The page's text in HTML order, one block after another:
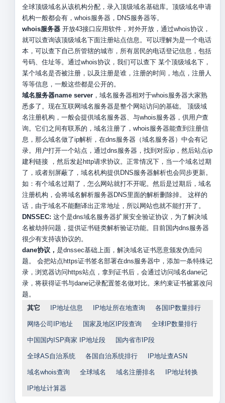
全球顶级域名从该机构分配，录入顶级域名基础库。顶级域名申请
机构一般都会有，whois服务器，DNS服务器等。
whois服务器开放43接口应用软件，对外开放，通过whois协议，
就可以查询该顶级域名下面注册站点信息。可以理解为是一个电话
本，可以查下自己所管辖的城市，所有居民的电话登记信息，包括
号码、住址等。通过whois协议，我们可以查下 某个顶级域名下，
某个域名是否被注册，以及注册是谁，注册的时间，地点，注册人
等等信息，一般这些都是公开的。
域名服务器name server，域名服务器相对于whois服务器大家熟
悉多了。现在互联网域名服务器是整个网站访问的基础。 顶级域
名注册机构，一般会提供域名服务器、与whois服务器，供用户查
询。它们之间有联系的，域名注册了，whois服务器能查到注册信
息，那么域名做了ip解析，在dns服务器（域名服务器）中会有记
录。用户打开一个站点，通过dns服务器，找到对应ip，然后站点ip
建利链接 ，然后发起http请求协议。正常情况下，当一个域名过期
了，或者别屏蔽了，域名机构提供DNS服务器解析也会同步更新。
如：有个域名过期了，怎么网站就打不开呢。然后是过期后，域名
注册机构，会将域名解析服务器DNS里面的解析删除掉。 这样的
话，由于域名不能翻译出正常地址，所以网站也就不能打开了。
DNSSEC: 这个是dns域名服务器扩展安全验证协议，为了解决域
名被劫持问题，提供证书链类解析验证功能。目前国内dns服务器
很少有支持该协议的。
dane协议， 是dnssec基础上面，解决域名证书恶意颁发伪造问
题。 会把站点https证书签名部署在dns服务器中，添加一条特殊记
录，浏览器访问https站点，拿到证书后，会通过访问域名dane记
录，将获得证书与dane记录配置签名做对比。来约束证书被篡改问
题。
其它
IP地址信息 IP地址所在地查询 各国IP数量排行
网络公司IP地址 国家及地区IP段查询 全球IP数量排行
中国国内ISP商家 IP地址段 国内省市IP段
全球AS自治系统 各国自治系统排行 IP地址查ASN
域名whois查询 全球域名 域名注册排名 IP地址转换
IP地址计算器